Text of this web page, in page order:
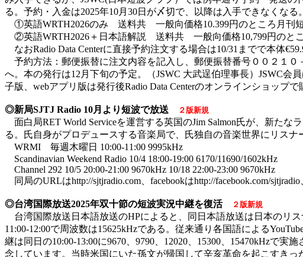
る。予約・入金は2025年10月30日が〆切で、以降は入手できなくなる
①英語WRTH2026のみ 送料共 一般向価格10.399円のところ月刊
②英語WRTH2026＋日本語解説 送料共 一般向価格10,799円のとこ
なおRadio Data Centerに直接予約注文する場合は10/31までで本体
予約方法：郵便振替に注文内容を記入し、郵便振替番号００２１０
へ。本の発行は12月下旬の予定。（JSWC 大武逞伯理事長）JSWC
子版、webアプリ版は発行後Radio Data Centerのオンラインショップで
◎新局SJTJ Radio 10月より短波で放送 ２版新規
面白局RET World Serviceを運営する英国のJim Salmon氏が、新たな
る。氏自身がプロデュースする音楽局で、氏独自の音楽世界にリス
WRMI 毎週木曜日 10:00-11:00 9995kHz
Scandinavian Weekend Radio 10/4 18:00-19:00 6170/11690/1602kHz
Channel 292 10/5 20:00-21:00 9670kHz 10/18 22:00-23:00 9670kHz
同局のURLはhttp://sjtjradio.com、facebookはhttp://facebook.com/
◎台湾国際放送2025年双十節の短波実況中継を復活 ２版新規
台湾国際放送日本語放送のHPによると、同日本語放送は日本のリ
11:00-12:00で周波数は15625kHzである。従来通り各国語による
継は同日の10:00-13:00に9670、9790、12020、15300、15470kHzで
念しています。当時米国にいた孫文が帰国して辛亥革命を起こすきっ